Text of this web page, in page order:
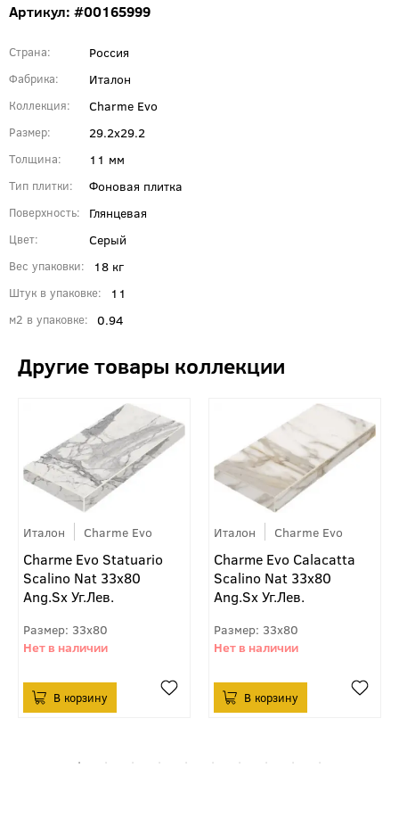
Артикул: #00165999
Страна Россия
Фабрика Италон
Коллекция Charme Evo
Размер 29.2x29.2
Толщина 11 мм
Тип плитки Фоновая плитка
Поверхность Глянцевая
Цвет Серый
Вес упаковки 18 кг
Штук в упаковке 11
м2 в упаковке 0.94
Италон Charme Evo
Charme Evo Statuario
Scalino Nat 33х80
Ang.Sx Уг.Лев.
33x80
Италон Charme Evo
Charme Evo Calacatta
Scalino Nat 33х80
Ang.Sx Уг.Лев.
33x80